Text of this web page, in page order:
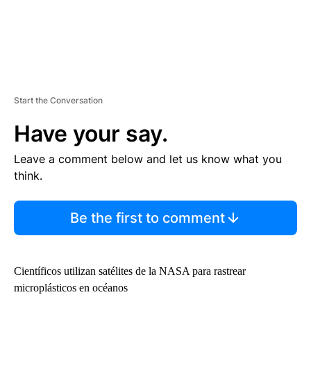
Start the Conversation
Have your say.
Leave a comment below and let us know what you
think.
Be the first to comment
Científicos utilizan satélites de la NASA para rastrear
microplásticos en océanos